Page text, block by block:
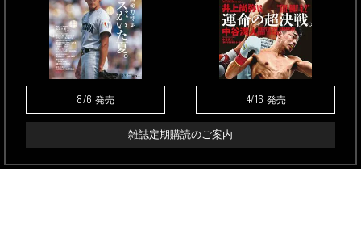
8/6 発売 4/16 発売
雑誌定期購読のご案内